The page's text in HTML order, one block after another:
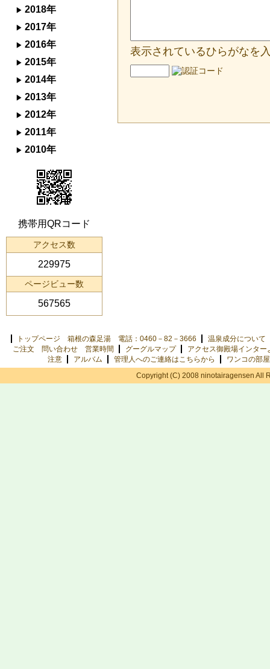
表示されているひらがなを
2018年
2017年
2016年
2015年
2014年
2013年
2012年
2011年
2010年
携帯用QRコード
アクセス数
229975
ページビュー数
567565
トップページ 箱根の森足湯 電話：0460－82－3666
温泉成分について
ご注文 問い合わせ 営業時間
グーグルマップ
アクセス御殿場インター
注意
アルバム 管理人へのご連絡はこちらから
ワンコの部屋
Copyright (C) 2008 ninotairagensen All